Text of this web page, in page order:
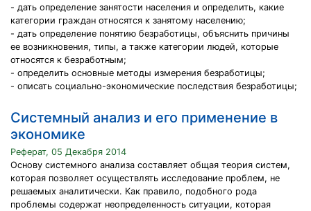
- дать определение занятости населения и определить, какие
категории граждан относятся к занятому населению;
- дать определение понятию безработицы, объяснить причины
ее возникновения, типы, а также категории людей, которые
относятся к безработным;
- определить основные методы измерения безработицы;
- описать социально-экономические последствия безработицы;
Системный анализ и его применение в
экономике
Реферат, 05 Декабря 2014
Основу системного анализа составляет общая теория систем,
которая позволяет осуществлять исследование проблем, не
решаемых аналитически. Как правило, подобного рода
проблемы содержат неопределенность ситуации, которая